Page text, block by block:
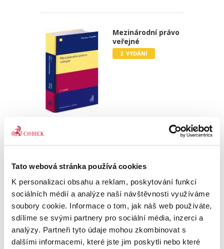
Tato webová stránka používá cookies
K personalizaci obsahu a reklam, poskytování funkcí
sociálních médií a analýze naší návštěvnosti využíváme
soubory cookie. Informace o tom, jak náš web používáte,
sdílíme se svými partnery pro sociální média, inzerci a
analýzy. Partneři tyto údaje mohou zkombinovat s
dalšími informacemi, které jste jim poskytli nebo které
Mezinárodní právo
veřejné
2. VYDÁNÍ
890,00 Kč
Nové vydání učebnice renomovaných autorů
zachycuje aktuální vývoj mezinárodního práva.
V tomto právním oboru došlo jak k dalšímu
pozitivnímu vývoji, včetně jeho kodifikace a
progresivního rozvoje v...
Vybrané kapitoly